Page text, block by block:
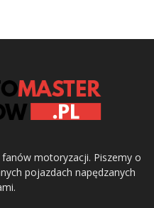
motoryzacji. Piszemy o
pojazdach napędzanych